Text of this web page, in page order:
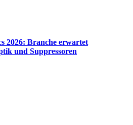
2026: Branche erwartet
und Suppressoren